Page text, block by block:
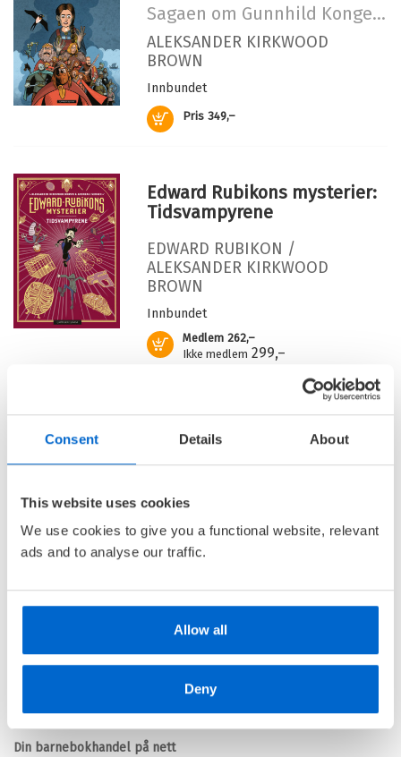
Consent Details About
This website uses cookies
We use cookies to give you a functional website, relevant
ads and to analyse our traffic.
Allow all
Deny
Illustratør:
Guaragna, Luis
Serie:
Underbyen
Serienummer:
1
Sagaen om Gunnhild Kongemor
ALEKSANDER KIRKWOOD
BROWN
Innbundet
Pris 349,–
Kjøp
Edward Rubikons mysterier:
Tidsvampyrene
EDWARD RUBIKON /
ALEKSANDER KIRKWOOD
BROWN
Innbundet
Medlem 262,–
Ikke medlem 299,–
Kjøp
Edward Rubikons mysterier:
Kong Grimms hevn
EDWARD RUBIKON /
ALEKSANDER KIRKWOOD
BROWN
Medlem 262,–
Ikke medlem 299,–
299,–
Kjøp
Barnas Egen Bokverden – 100% leselyst!
Din barnebokhandel på nett